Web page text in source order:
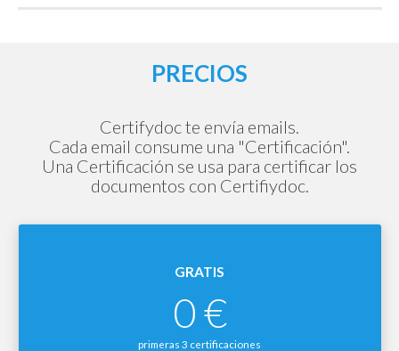
PRECIOS
Certifydoc te envía emails.
Cada email consume una "Certificación".
Una Certificación se usa para certificar los
documentos con Certifiydoc.
GRATIS
0 €
primeras 3 certificaciones